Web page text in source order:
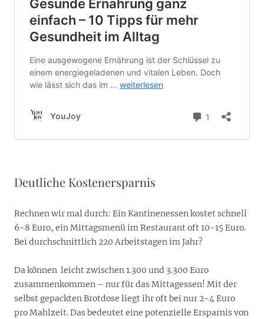
Deutliche Kostenersparnis
Rechnen wir mal durch: Ein Kantinenessen kostet schnell
6-8 Euro, ein Mittagsmenü im Restaurant oft 10-15 Euro.
Bei durchschnittlich 220 Arbeitstagen im Jahr?
Da können leicht zwischen 1.300 und 3.300 Euro
zusammenkommen – nur für das Mittagessen! Mit der
selbst gepackten Brotdose liegt ihr oft bei nur 2-4 Euro
pro Mahlzeit. Das bedeutet eine potenzielle Ersparnis von